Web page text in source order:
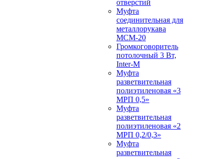
отверстий
Муфта
соединительная для
металлорукава
МСМ-20
Громкоговоритель
потолочный 3 Вт,
Inter-M
Муфта
разветвительная
полиэтиленовая «3
МРП 0,5»
Муфта
разветвительная
полиэтиленовая «2
МРП 0,2/0,3»
Муфта
разветвительная